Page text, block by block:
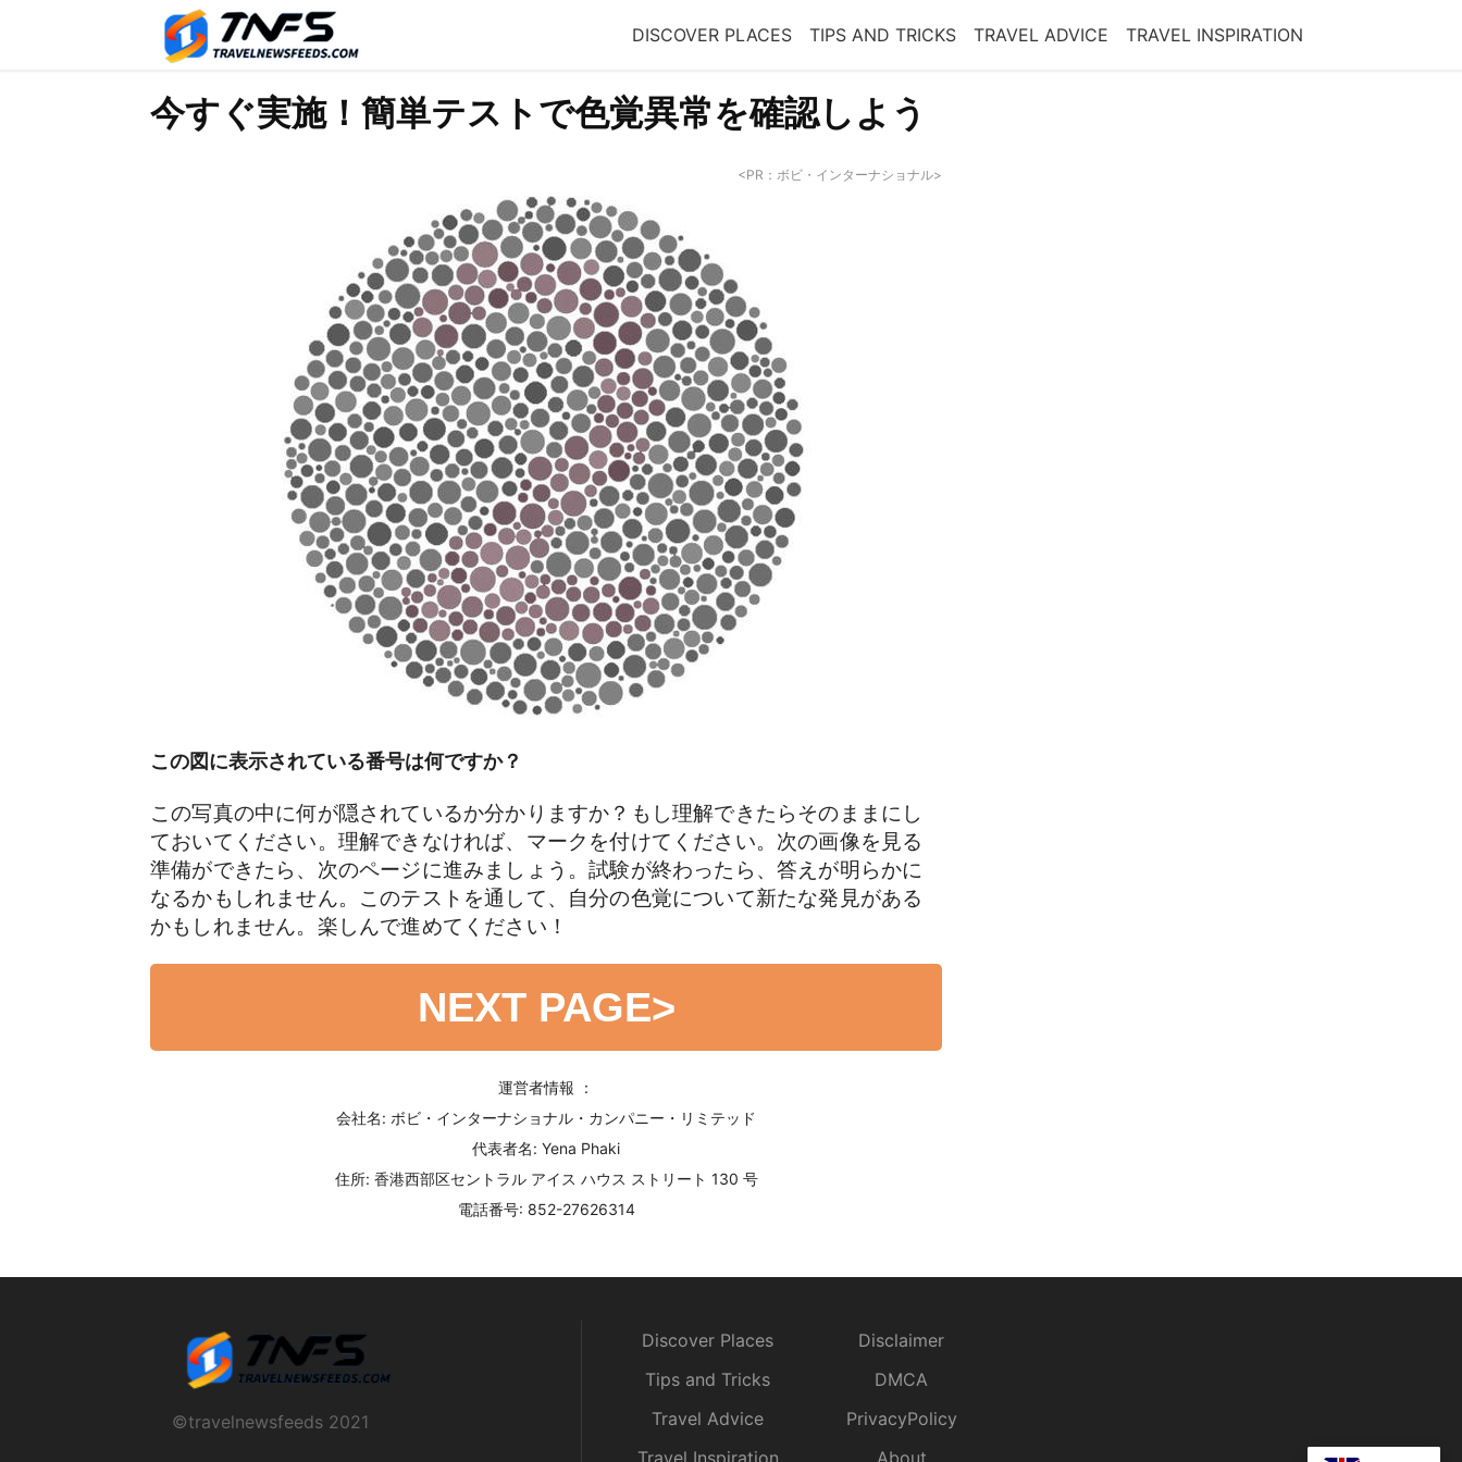
DISCOVER PLACES TIPS AND TRICKS TRAVEL ADVICE TRAVEL INSPIRATION
今すぐ実施！簡単テストで色覚異常を確認しよう
<PR：ボビ・インターナショナル>
この図に表示されている番号は何ですか？
この写真の中に何が隠されているか分かりますか？もし理解できたらそのままにし
ておいてください。理解できなければ、マークを付けてください。次の画像を見る
準備ができたら、次のページに進みましょう。試験が終わったら、答えが明らかに
なるかもしれません。このテストを通して、自分の色覚について新たな発見がある
かもしれません。楽しんで進めてください！
NEXT PAGE>
運営者情報 ：
会社名: ボビ・インターナショナル・カンパニー・リミテッド
代表者名: Yena Phaki
住所: 香港西部区セントラル アイス ハウス ストリート 130 号
電話番号: 852-27626314
©travelnewsfeeds 2021
Discover Places
Tips and Tricks
Travel Advice
Travel Inspiration
Disclaimer
DMCA
PrivacyPolicy
About